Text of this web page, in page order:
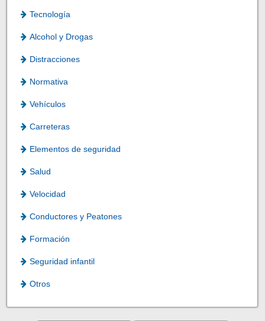
Tecnología
Alcohol y Drogas
Distracciones
Normativa
Vehículos
Carreteras
Elementos de seguridad
Salud
Velocidad
Conductores y Peatones
Formación
Seguridad infantil
Otros